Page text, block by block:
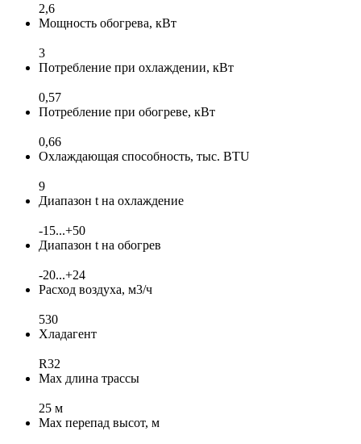
2,6
Мощность обогрева, кВт
3
Потребление при охлаждении, кВт
0,57
Потребление при обогреве, кВт
0,66
Охлаждающая способность, тыс. BTU
9
Диапазон t на охлаждение
-15...+50
Диапазон t на обогрев
-20...+24
Расход воздуха, м3/ч
530
Хладагент
R32
Max длина трассы
25 м
Max перепад высот, м